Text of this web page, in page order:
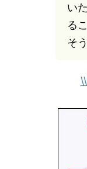
い
る
そ